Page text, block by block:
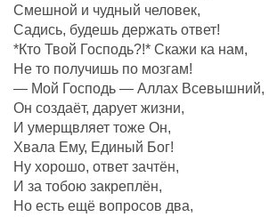
Смешной и чудный человек,
Садись, будешь держать ответ!
*Кто Твой Господь?!* Скажи ка нам,
Не то получишь по мозгам!
— Мой Господь — Аллах Всевышний,
Он создаëт, дарует жизни,
И умерщвляет тоже Он,
Хвала Ему, Единый Бог!
Ну хорошо, ответ зачтëн,
И за тобою закреплëн,
Но есть ещё вопросов два,